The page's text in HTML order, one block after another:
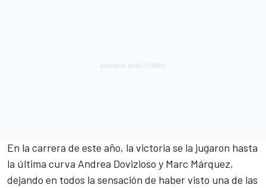
En la carrera de este año, la victoria se la jugaron hasta
la última curva Andrea Dovizioso y Marc Márquez,
dejando en todos la sensación de haber visto una de las